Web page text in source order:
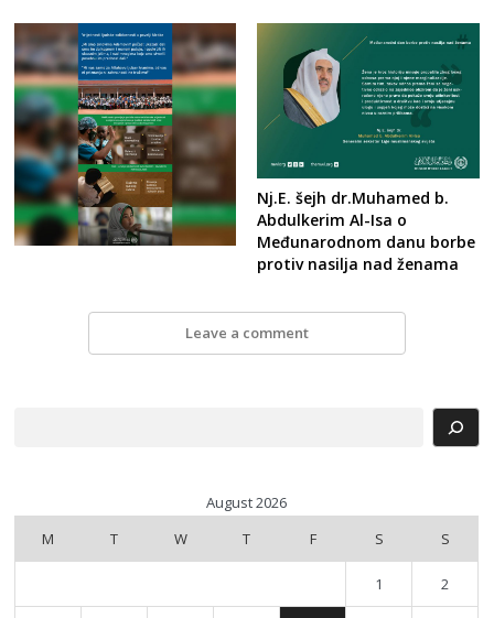
Nj.E. šejh dr.Muhamed b.
Abdulkerim Al-Isa o
Međunarodnom danu borbe
protiv nasilja nad ženama
Leave a comment
August 2026
M
T W T F S S
1 2